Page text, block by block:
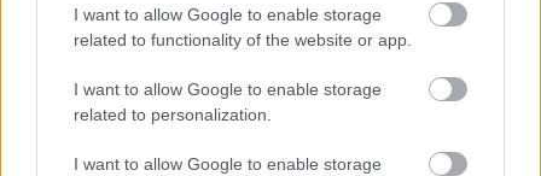
I want to allow Google to enable storage
related to functionality of the website or app.
I want to allow Google to enable storage
related to personalization.
I want to allow Google to enable storage
Budapest-Pécs, Budapest-Szolnok:
gyorsabb és biztonságosabb lett a vasút